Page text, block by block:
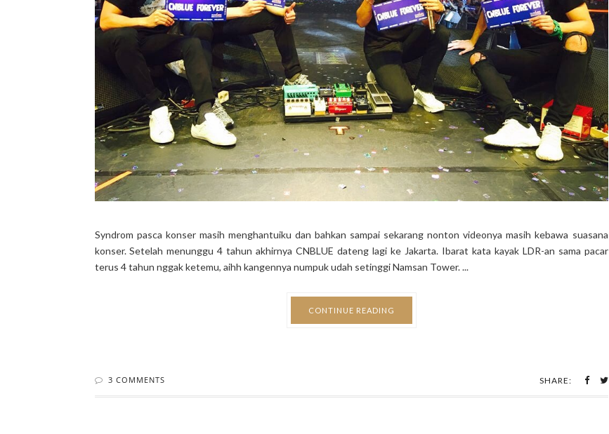
Syndrom pasca konser masih menghantuiku dan bahkan sampai sekarang nonton videonya masih kebawa suasana
konser. Setelah menunggu 4 tahun akhirnya CNBLUE dateng lagi ke Jakarta. Ibarat kata kayak LDR-an sama pacar
terus 4 tahun nggak ketemu, aihh kangennya numpuk udah setinggi Namsan Tower. ...
CONTINUE READING
3 COMMENTS SHARE: